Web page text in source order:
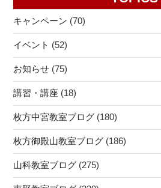
キャンペーン (70)
イベント (52)
お知らせ (75)
講習・講座 (18)
枚方中宮教室ブログ (180)
枚方御殿山教室ブログ (186)
山科教室ブログ (275)